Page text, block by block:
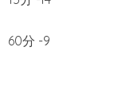
60分 -9